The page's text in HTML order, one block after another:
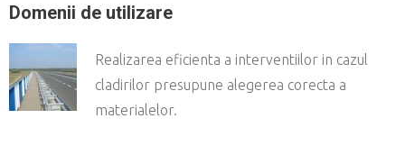
Domenii de utilizare
Realizarea eficienta a interventiilor in cazul
cladirilor presupune alegerea corecta a
materialelor.